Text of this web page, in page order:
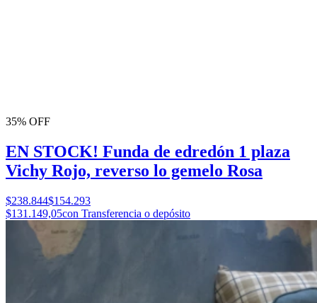
35% OFF
EN STOCK! Funda de edredón 1 plaza
Vichy Rojo, reverso lo gemelo Rosa
$238.844$154.293
$131.149,05con Transferencia o depósito